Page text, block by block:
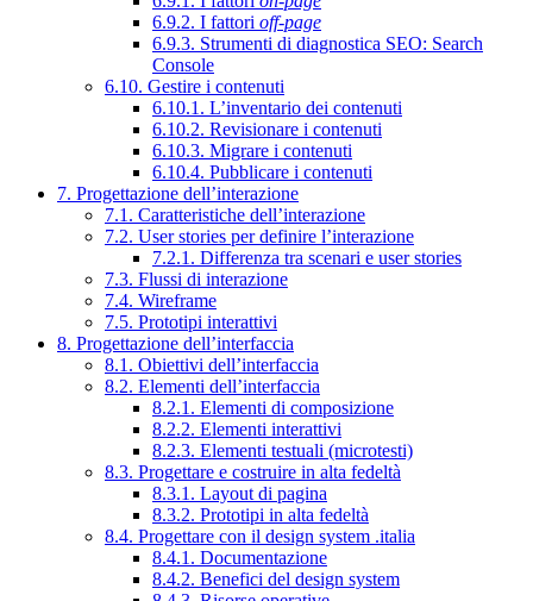
6.9.2. I fattori off-page
6.9.3. Strumenti di diagnostica SEO: Search
Console
6.10. Gestire i contenuti
6.10.1. L’inventario dei contenuti
6.10.2. Revisionare i contenuti
6.10.3. Migrare i contenuti
6.10.4. Pubblicare i contenuti
7. Progettazione dell’interazione
7.1. Caratteristiche dell’interazione
7.2. User stories per definire l’interazione
7.2.1. Differenza tra scenari e user stories
7.3. Flussi di interazione
7.4. Wireframe
7.5. Prototipi interattivi
8. Progettazione dell’interfaccia
8.1. Obiettivi dell’interfaccia
8.2. Elementi dell’interfaccia
8.2.1. Elementi di composizione
8.2.2. Elementi interattivi
8.2.3. Elementi testuali (microtesti)
8.3. Progettare e costruire in alta fedeltà
8.3.1. Layout di pagina
8.3.2. Prototipi in alta fedeltà
8.4. Progettare con il design system .italia
8.4.1. Documentazione
8.4.2. Benefici del design system